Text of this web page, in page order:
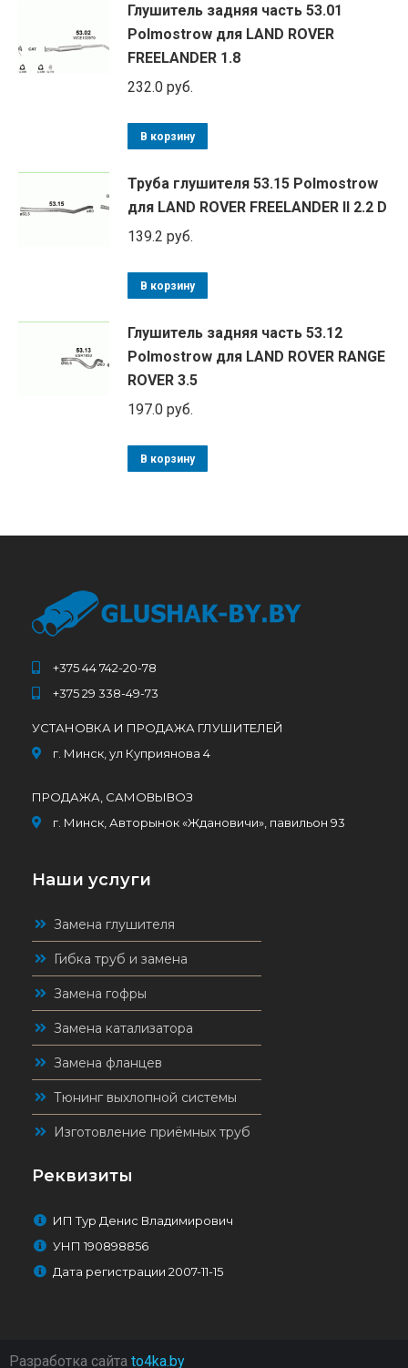
Глушитель задняя часть 53.01
Polmostrow для LAND ROVER
FREELANDER 1.8
232.0 руб.
В корзину
Труба глушителя 53.15 Polmostrow
для LAND ROVER FREELANDER II 2.2 D
139.2 руб.
В корзину
Глушитель задняя часть 53.12
Polmostrow для LAND ROVER RANGE
ROVER 3.5
197.0 руб.
В корзину
+375 44 742-20-78
+375 29 338-49-73
УСТАНОВКА И ПРОДАЖА ГЛУШИТЕЛЕЙ
г. Минск, ул Куприянова 4
ПРОДАЖА, САМОВЫВОЗ
г. Минск, Авторынок «Ждановичи», павильон 93
Наши услуги
Замена глушителя
Гибка труб и замена
Замена гофры
Замена катализатора
Замена фланцев
Тюнинг выхлопной системы
Изготовление приёмных труб
Реквизиты
ИП Тур Денис Владимирович
УНП 190898856
Дата регистрации 2007-11-15
Разработка сайта to4ka.by